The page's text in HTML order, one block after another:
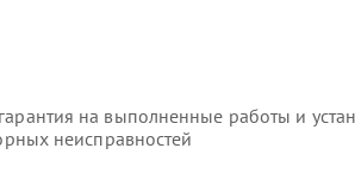
на выполненные работы и
неисправностей